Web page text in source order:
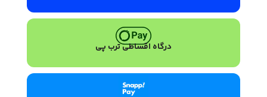
درگاه اقساطی ترب پی